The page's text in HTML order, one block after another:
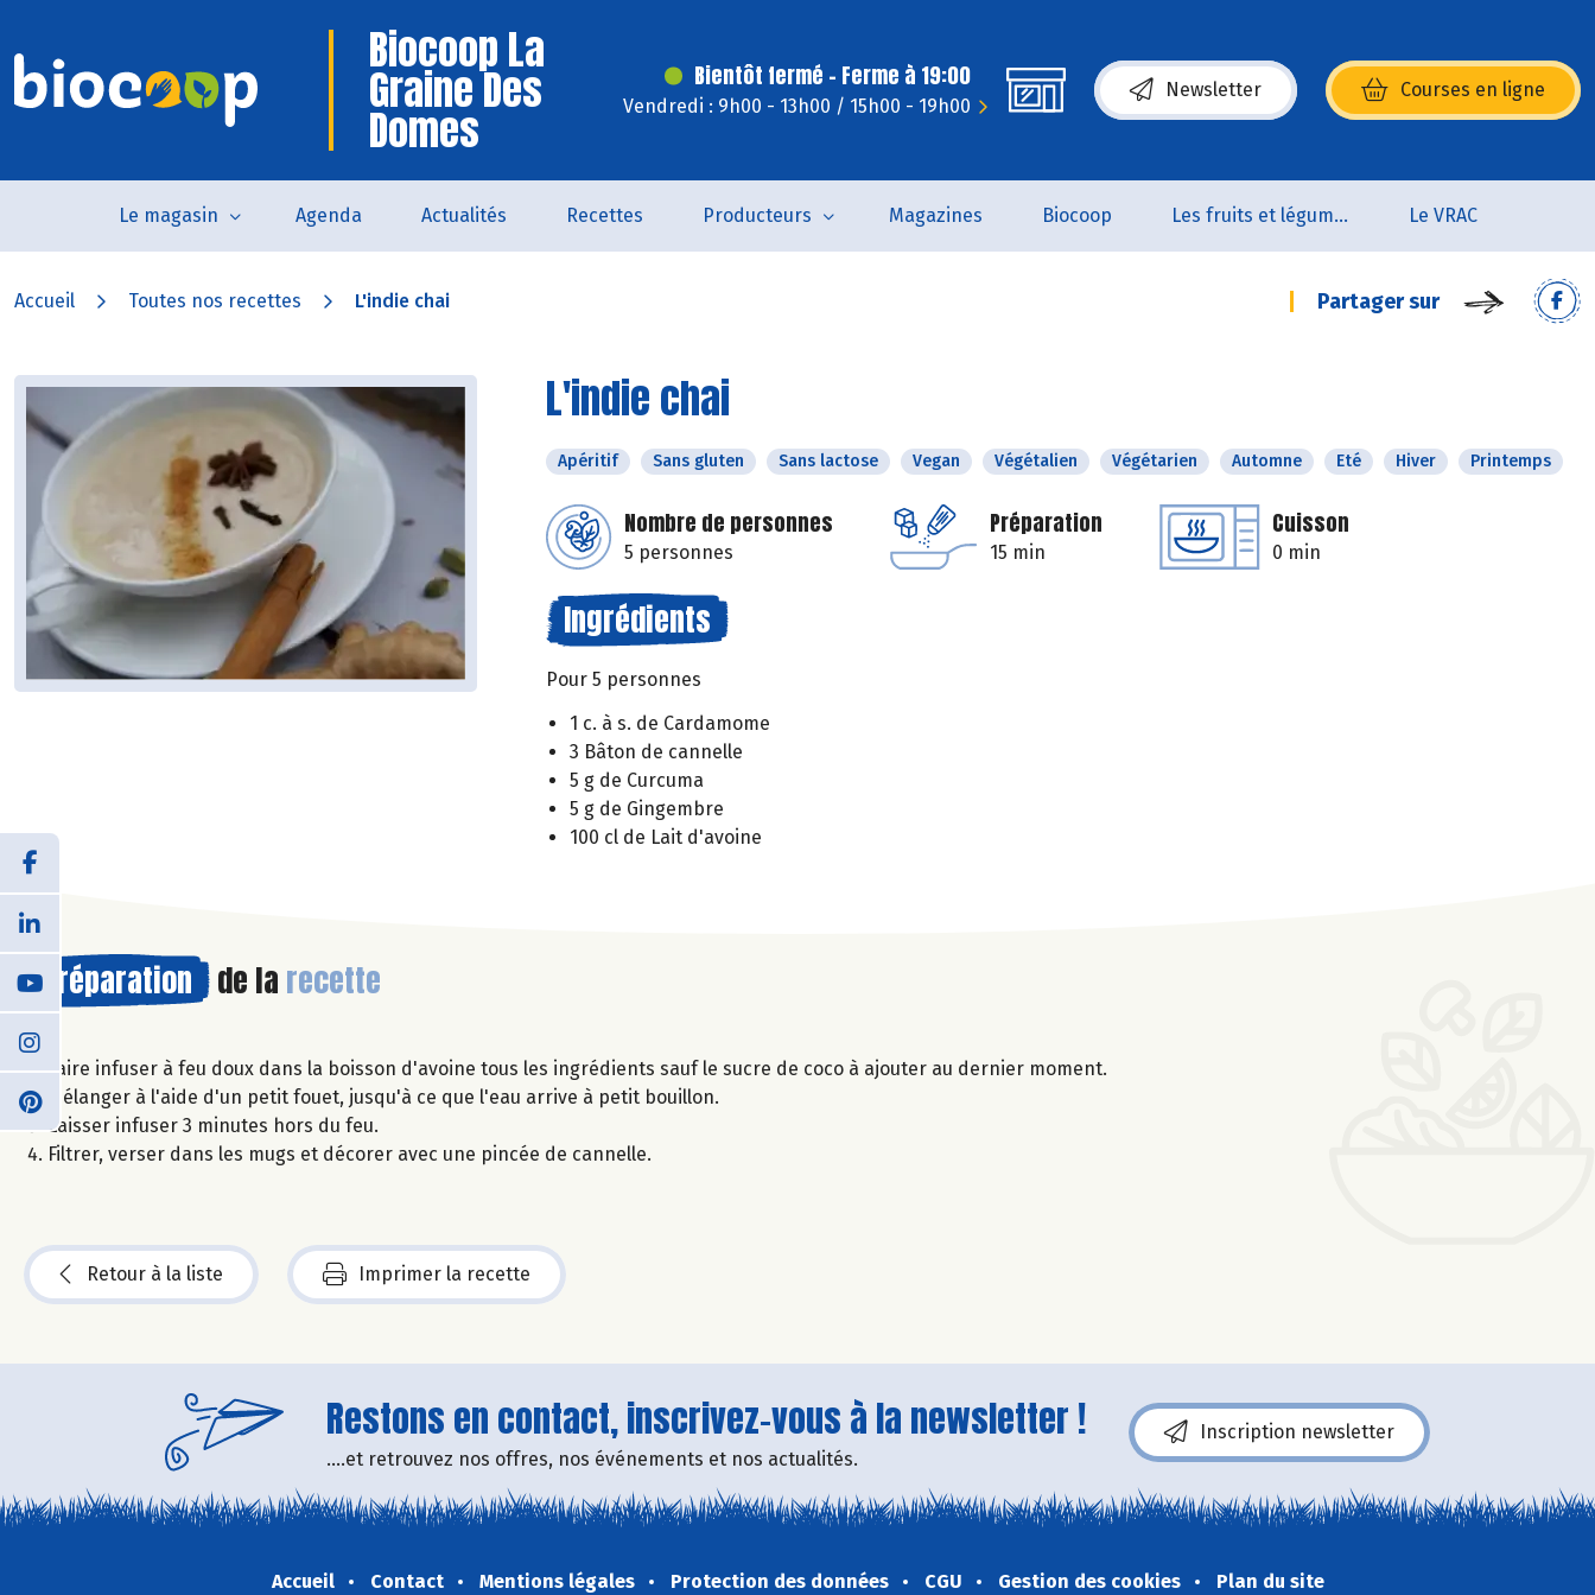
Biocoop La
Graine Des
Domes
Bientôt fermé - Ferme à 19:00
Vendredi : 9h00 - 13h00 / 15h00 - 19h00
Newsletter Courses en ligne
(s’ouvre dans une nouvelle fenêtre)
Le magasin Agenda Actualités Recettes Producteurs Magazines Biocoop Les fruits et légumes Le VRAC
Accueil Toutes nos recettes L'indie chai Partager sur
L'indie chai
Apéritif Sans gluten Sans lactose Vegan Végétalien Végétarien Automne Eté Hiver Printemps
Nombre de personnes
5 personnes
Préparation
15 min
Cuisson
0 min
Ingrédients
Pour 5 personnes
1 c. à s. de Cardamome
3 Bâton de cannelle
5 g de Curcuma
5 g de Gingembre
100 cl de Lait d'avoine
Préparation de la recette
Faire infuser à feu doux dans la boisson d'avoine tous les ingrédients sauf le sucre de coco à ajouter au dernier moment.
Mélanger à l'aide d'un petit fouet, jusqu'à ce que l'eau arrive à petit bouillon.
Laisser infuser 3 minutes hors du feu.
Filtrer, verser dans les mugs et décorer avec une pincée de cannelle.
Retour à la liste Imprimer la recette
Restons en contact, inscrivez-vous à la newsletter !
....et retrouvez nos offres, nos événements et nos actualités.
Inscription newsletter
Accueil Contact Mentions légales Protection des données CGU Gestion des cookies Plan du site